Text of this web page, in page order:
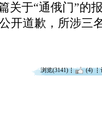
关于“通俄门”的
开道歉，所涉三
浏览(3141) (4)